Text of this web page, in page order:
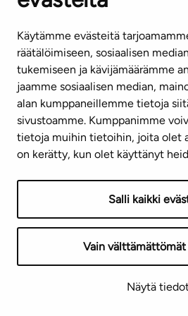
Käytämme evästeitä
räätälöimiseen, sosiaalisen
tukemiseen ja kävijämäärämme
jaamme sosiaalisen median,
alan kumppaneillemme tietoja
sivustoamme. Kumppanimme
tietoja muihin tietoihin, joita olet
on kerätty, kun olet käyttänyt
Salli kaikki
Vain
Näytä